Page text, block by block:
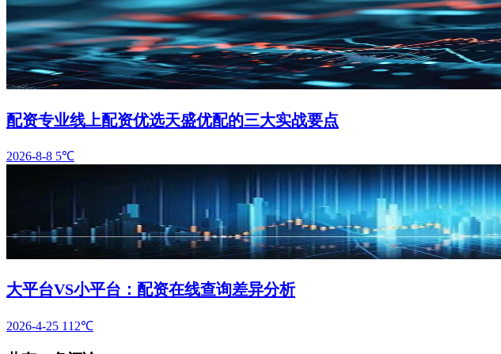
配资专业线上配资优选天盛优配的三大实战要点
2026-8-8 5℃
大平台VS小平台：配资在线查询差异分析
2026-4-25 112℃